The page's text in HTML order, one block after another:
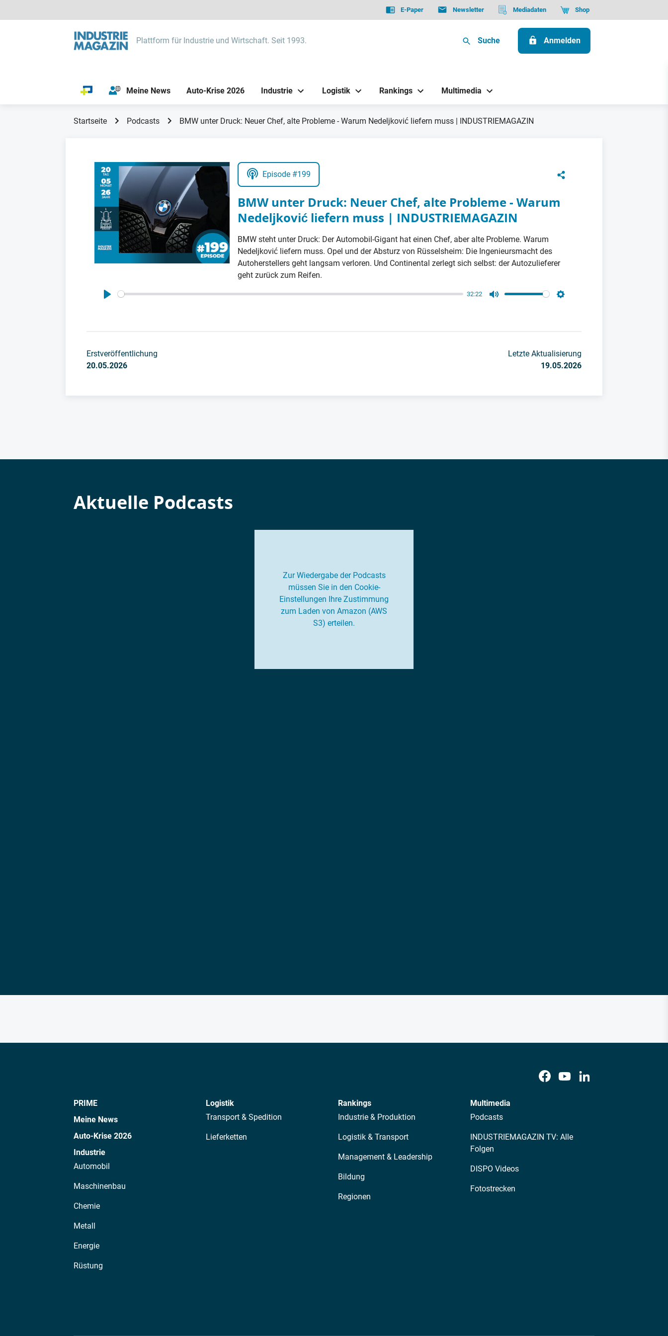
E-Paper Newsletter Mediadaten Shop
Plattform für Industrie und Wirtschaft. Seit 1993. Suche Anmelden
Meine News Auto-Krise 2026 Industrie Logistik Rankings Multimedia
Startseite Podcasts BMW unter Druck: Neuer Chef, alte Probleme - Warum Nedeljković liefern muss | INDUSTRIEMAGAZIN
Episode #199
BMW unter Druck: Neuer Chef, alte Probleme - Warum
Nedeljković liefern muss | INDUSTRIEMAGAZIN
BMW steht unter Druck: Der Automobil-Gigant hat einen Chef, aber alte Probleme. Warum
Nedeljković liefern muss. Opel und der Absturz von Rüsselsheim: Die Ingenieursmacht des
Autoherstellers geht langsam verloren. Und Continental zerlegt sich selbst: der Autozulieferer
geht zurück zum Reifen.
32:22
Erstveröffentlichung
20.05.2026
Letzte Aktualisierung
19.05.2026
Aktuelle Podcasts
Zur Wiedergabe der Podcasts
müssen Sie in den Cookie-
Einstellungen Ihre Zustimmung
zum Laden von Amazon (AWS
S3) erteilen.
PRIME
Meine News
Auto-Krise 2026
Industrie
Automobil
Maschinenbau
Chemie
Metall
Energie
Rüstung
Logistik
Transport & Spedition
Lieferketten
Rankings
Industrie & Produktion
Logistik & Transport
Management & Leadership
Bildung
Regionen
Multimedia
Podcasts
INDUSTRIEMAGAZIN TV: Alle
Folgen
DISPO Videos
Fotostrecken